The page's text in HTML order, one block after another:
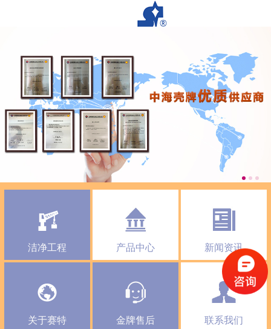
洁净工程 产品中心 新闻资讯
关于赛特 金牌售后 联系我们